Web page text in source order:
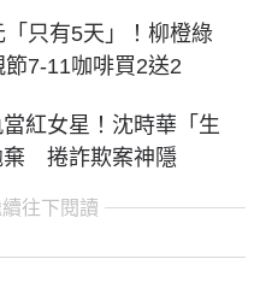
只有5天」！柳橙綠
7-11咖啡買2送2
紅女星！沈時華「生
棄 捲詐欺案神隱
往下閱讀